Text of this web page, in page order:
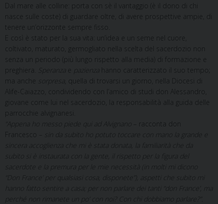
Dal mare alle colline: porta con sè il vantaggio (è il dono di chi
nasce sulle coste) di guardare oltre, di avere prospettive ampie, di
tenere un’orizzonte sempre fisso.
E così è stato per la sua vita: un’idea e un seme nel cuore,
coltivato, maturato, germogliato nella scelta del sacerdozio non
senza un periodo (più lungo rispetto alla media) di formazione e
preghiera.
hanno caratterizzato il suo tempo;
ma anche
, quella di trovarsi un giorno, nella Diocesi di
Alife-Caiazzo, condividendo con l’amico di studi don Alessandro,
giovane come lui nel sacerdozio, la responsabilità alla guida delle
parrocchie alvignanesi.
– racconta don
Francesco –